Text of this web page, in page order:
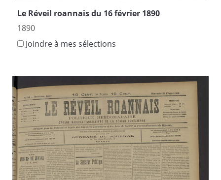
Le Réveil roannais du 16 février 1890
1890
Joindre à mes sélections